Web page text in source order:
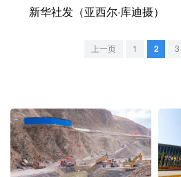
北京 天津
吉林
广东 广西
四川 贵州
新华社发（亚西尔·库迪摄）
上一页 1 2 3